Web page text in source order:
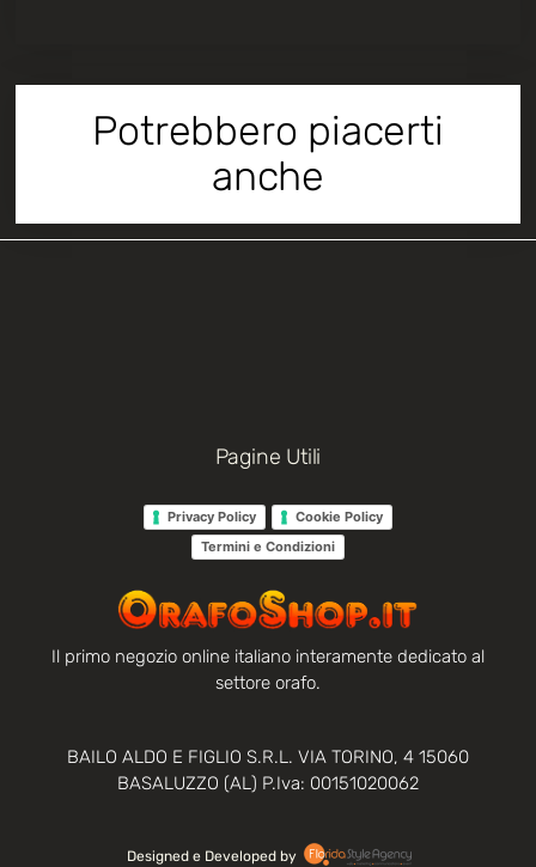
Potrebbero piacerti
anche
Pagine Utili
Privacy Policy
Cookie Policy
Termini e Condizioni
Il primo negozio online italiano interamente dedicato al
settore orafo.
BAILO ALDO E FIGLIO S.R.L. VIA TORINO, 4 15060
BASALUZZO (AL) P.Iva: 00151020062